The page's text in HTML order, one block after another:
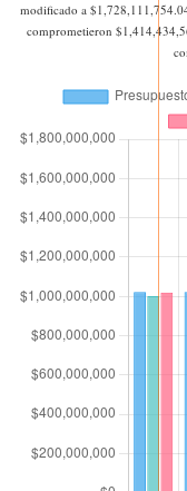
modificado a
comprometieron